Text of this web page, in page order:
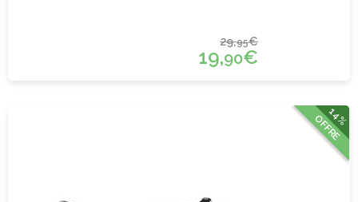
29,95€
19,90€
14%
OFFRE